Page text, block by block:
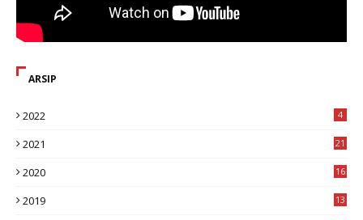
ARSIP
2022 4
2021 21
2020
16
2019
13